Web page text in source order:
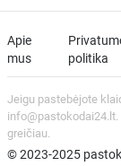
Apie
mus
politika
Jeigu pastebėjote
greičiau.
© 2023-2025